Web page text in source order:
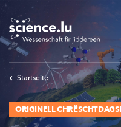
Skip
main
content
Startseite
ORIGINELL